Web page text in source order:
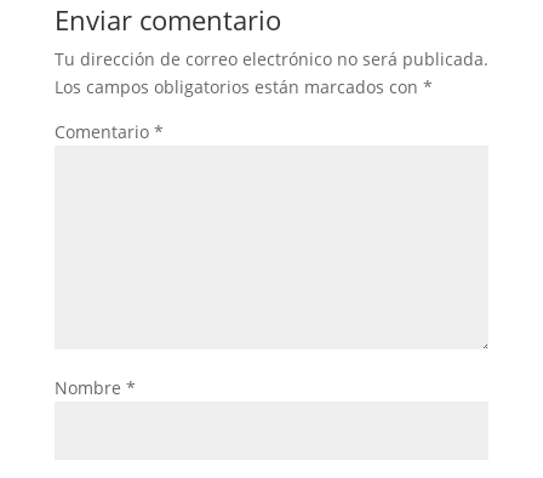
Enviar comentario
Tu dirección de correo electrónico no será publicada.
Los campos obligatorios están marcados con *
Comentario *
Nombre *